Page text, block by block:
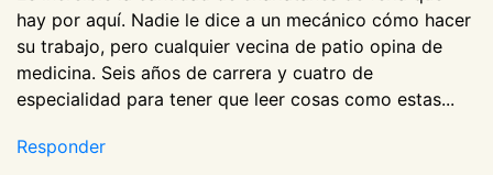
hay por aquí. Nadie le dice a un mecánico cómo hacer
su trabajo, pero cualquier vecina de patio opina de
medicina. Seis años de carrera y cuatro de
especialidad para tener que leer cosas como estas...
Responder